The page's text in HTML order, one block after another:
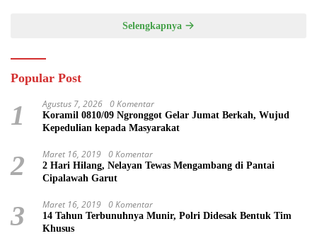
Selengkapnya
Popular Post
1 Agustus 7, 2026 0 Komentar
Koramil 0810/09 Ngronggot Gelar Jumat Berkah, Wujud
Kepedulian kepada Masyarakat
2 Maret 16, 2019 0 Komentar
2 Hari Hilang, Nelayan Tewas Mengambang di Pantai
Cipalawah Garut
3 Maret 16, 2019 0 Komentar
14 Tahun Terbunuhnya Munir, Polri Didesak Bentuk Tim
Khusus